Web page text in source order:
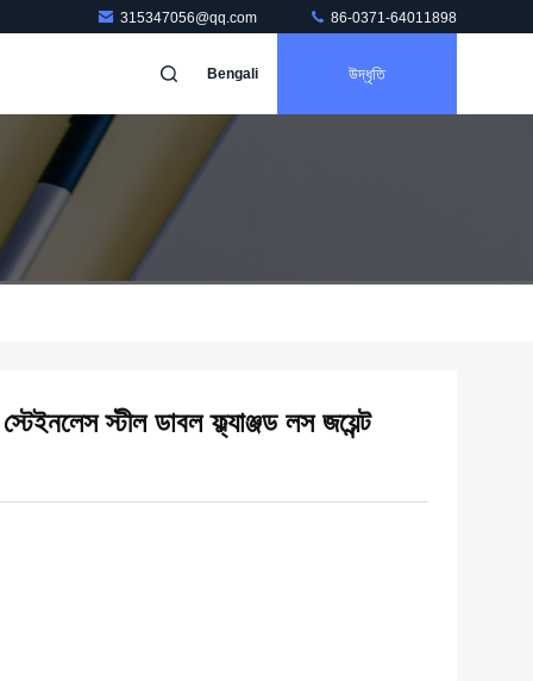
315347056@qq.com 86-0371-64011898
Bengali উদ্ধৃতি
স্টীল ডাবল ফ্ল্যাঞ্জড লস জয়েন্ট